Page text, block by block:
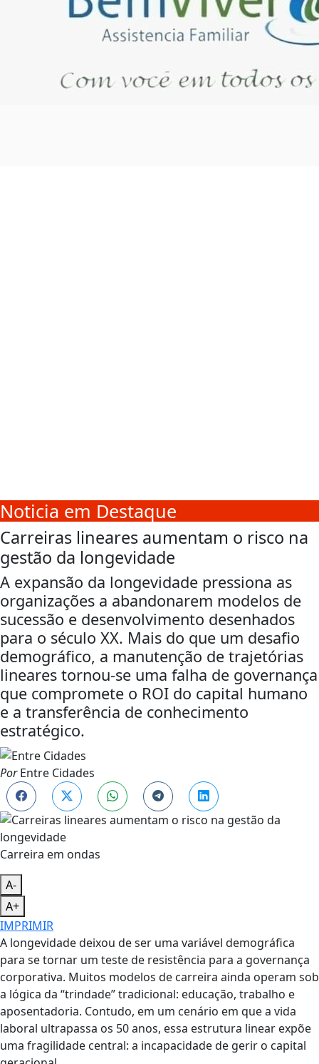
Noticia em Destaque
Carreiras lineares aumentam o risco na
gestão da longevidade
A expansão da longevidade pressiona as
organizações a abandonarem modelos de
sucessão e desenvolvimento desenhados
para o século XX. Mais do que um desafio
demográfico, a manutenção de trajetórias
lineares tornou-se uma falha de governança
que compromete o ROI do capital humano
e a transferência de conhecimento
estratégico.
PorEntre Cidades
Carreira em ondas
A-
A+
IMPRIMIR
A longevidade deixou de ser uma variável demográfica
para se tornar um teste de resistência para a governança
corporativa. Muitos modelos de carreira ainda operam sob
a lógica da “trindade” tradicional: educação, trabalho e
aposentadoria. Contudo, em um cenário em que a vida
laboral ultrapassa os 50 anos, essa estrutura linear expõe
uma fragilidade central: a incapacidade de gerir o capital